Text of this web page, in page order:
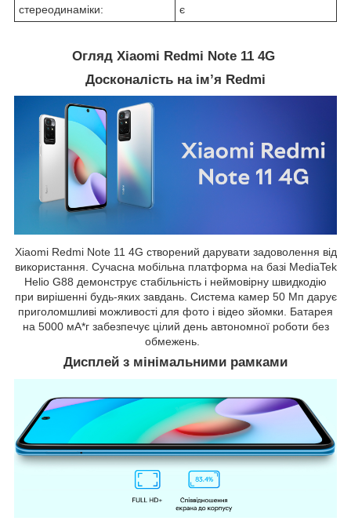
стереодинаміки:
є
Огляд Xiaomi Redmi Note 11 4G
Досконалість на ім’я Redmi
Xiaomi Redmi Note 11 4G створений дарувати задоволення від
використання. Сучасна мобільна платформа на базі MediaTek
Helio G88 демонструє стабільність і неймовірну швидкодію
при вирішенні будь-яких завдань. Система камер 50 Мп дарує
приголомшливі можливості для фото і відео зйомки. Батарея
на 5000 мА*г забезпечує цілий день автономної роботи без
обмежень.
Дисплей з мінімальними рамками